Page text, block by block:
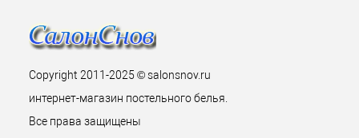
Copyright 2011-2025 © salonsnov.ru
интернет-магазин постельного белья.
Все права защищены